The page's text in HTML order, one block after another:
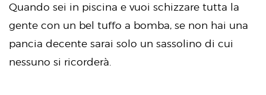
Quando sei in piscina e vuoi schizzare tutta la
gente con un bel tuffo a bomba, se non hai una
pancia decente sarai solo un sassolino di cui
nessuno si ricorderà.